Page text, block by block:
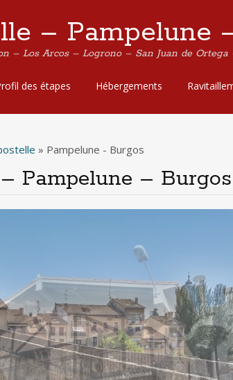
– Pampelune
– Los Arcos – Logrono – San Juan de Ortega
des étapes Hébergements
» Pampelune - Burgos
Pampelune – Burgos